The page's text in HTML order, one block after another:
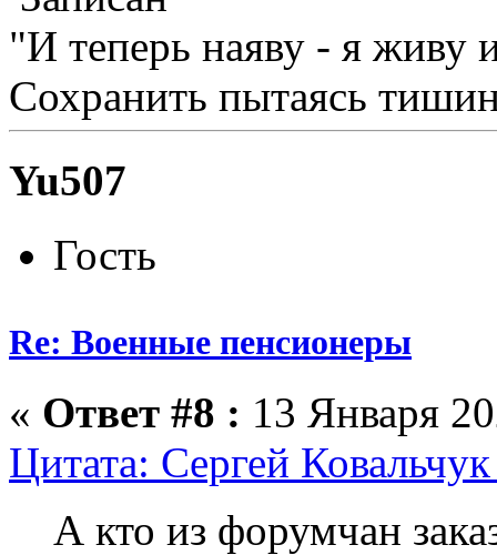
"И теперь наяву - я живу
Сохранить пытаясь
Yu507
Гость
Re: Военные пенсионеры
« Ответ #8 : 13 Января
Цитата: Сергей
А кто из форумчан